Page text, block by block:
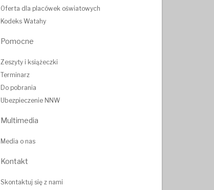
Oferta dla placówek oświatowych
Kodeks Watahy
Pomocne
Zeszyty i książeczki
Terminarz
Do pobrania
Ubezpieczenie NNW
Multimedia
Media o nas
Kontakt
Skontaktuj się z nami